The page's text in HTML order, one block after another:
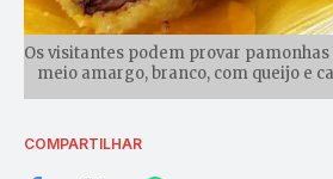
Os visitantes podem provar
meio amargo, branco, com queijo e
COMPARTILHAR